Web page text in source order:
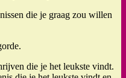
die je graag zou willen
die je het leukste vindt.